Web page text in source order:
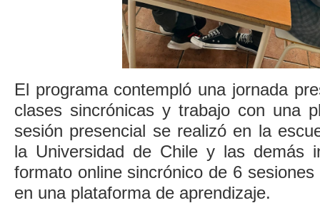
El programa contempló una jornada
clases sincrónicas y trabajo con una
sesión presencial se realizó en la
la Universidad de Chile y las demás
formato online sincrónico de 6
en una plataforma de aprendizaje.